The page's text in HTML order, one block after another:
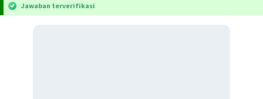
Jawaban terverifikasi